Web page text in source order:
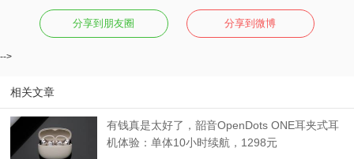
分享到朋友圈 分享到微博
-->
相关文章
有钱真是太好了，韶音OpenDots ONE耳夹式耳
机体验：单体10小时续航，1298元